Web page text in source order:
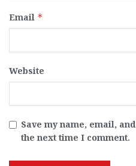
Email *
Website
Save my name, email,
the next time I comment.